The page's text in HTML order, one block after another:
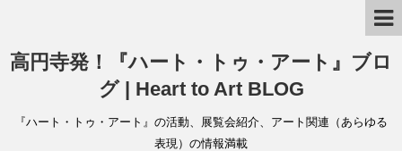
高円寺発！『ハート・トゥ・アート』ブロ
グ | Heart to Art BLOG
『ハート・トゥ・アート』の活動、展覧会紹介、アート関連（あらゆる
表現）の情報満載